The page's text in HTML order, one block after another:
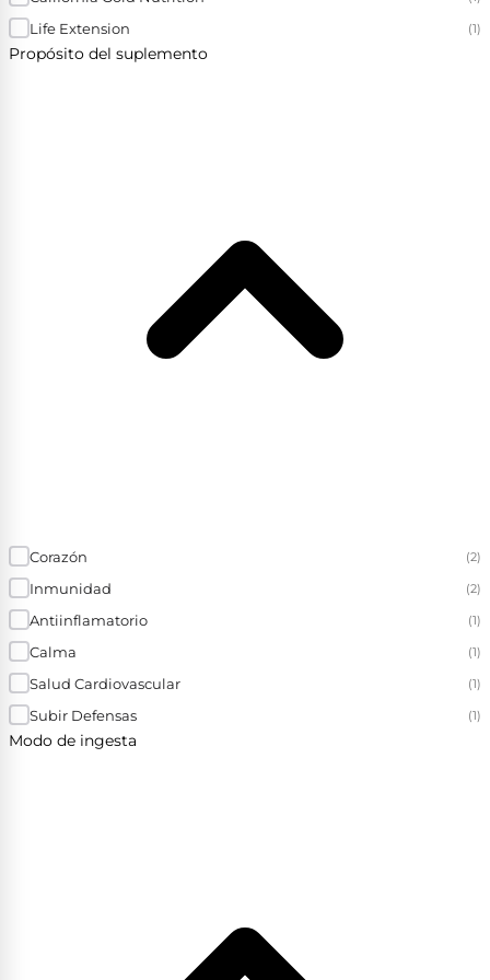
Life Extension (1)
Propósito del suplemento
Corazón (2)
Inmunidad (2)
Antiinflamatorio (1)
Calma (1)
Salud Cardiovascular (1)
Subir Defensas (1)
Modo de ingesta